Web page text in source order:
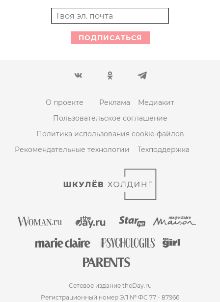
ПОДПИСАТЬСЯ
О проекте Реклама
Медиакит
Пользовательское соглашение
Политика использования cookie-файлов
Рекомендательные технологии
Техподдержка
Сетевое издание theDay.ru
Регистрационный номер ЭЛ № ФС 77 - 87966